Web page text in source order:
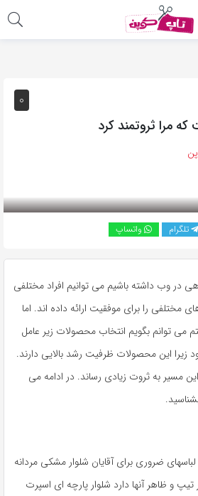
۰
مرا ثروتمند کرد
تلگرام واتساپ
وب داشته باشیم می ‌توانیم افراد مختلفی
مختلفی را برای موفقیت ارائه داده ‌اند. اما
می ‌توانم بگویم انتخاب محصولات زیر عامل
این محصولات ظرفیت رشد بالایی دارند.
مسیر به ثروت زیادی رساند. در ادامه می
ضروری برای آقایان شلوار مشکی مردانه
و ظاهر آنها دارد شلوار پارچه ای اسپرت